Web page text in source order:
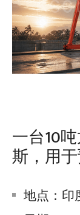
一台10
斯，用
地点：印